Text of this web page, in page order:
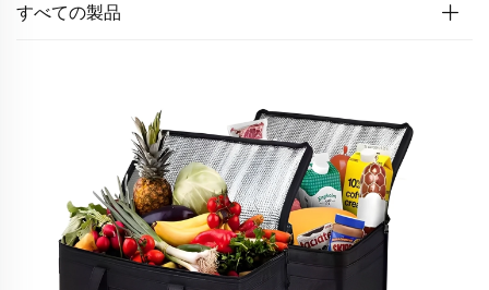
すべての製品